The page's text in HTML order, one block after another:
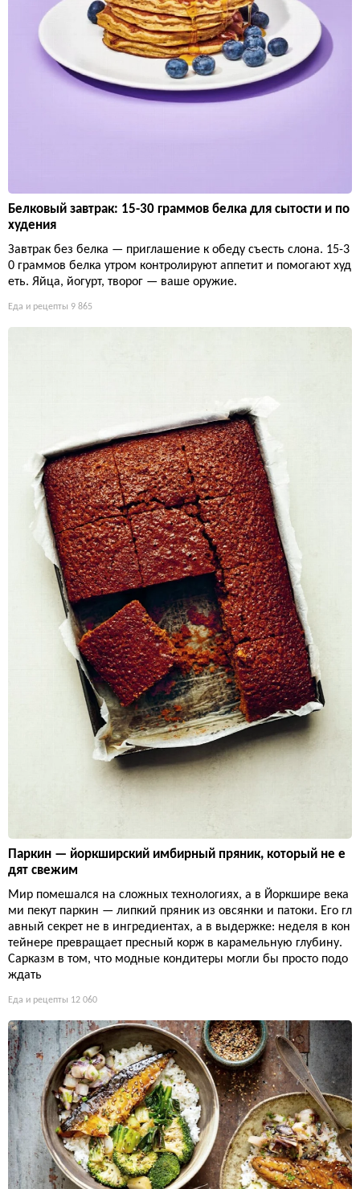
Белковый завтрак: 15-30 граммов белка для сытости и по
худения
Завтрак без белка — приглашение к обеду съесть слона. 15-3
0 граммов белка утром контролируют аппетит и помогают худ
еть. Яйца, йогурт, творог — ваше оружие.
Еда и рецепты 9 865
Паркин — йоркширский имбирный пряник, который не е
дят свежим
Мир помешался на сложных технологиях, а в Йоркшире века
ми пекут паркин — липкий пряник из овсянки и патоки. Его гл
авный секрет не в ингредиентах, а в выдержке: неделя в кон
тейнере превращает пресный корж в карамельную глубину.
Сарказм в том, что модные кондитеры могли бы просто подо
ждать
Еда и рецепты 12 060